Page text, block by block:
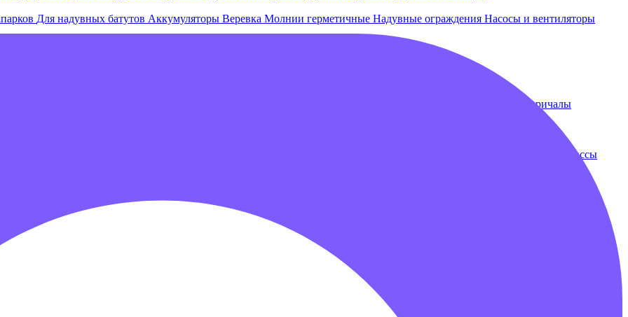
Для надувных батутов Аккумуляторы Веревка Молнии герметичные Надувные ограждения Насосы и вентиляторы
Понтоны и причалы
Надувные трассы